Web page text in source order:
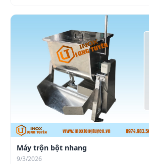
Máy trộn bột nhang
9/3/2026